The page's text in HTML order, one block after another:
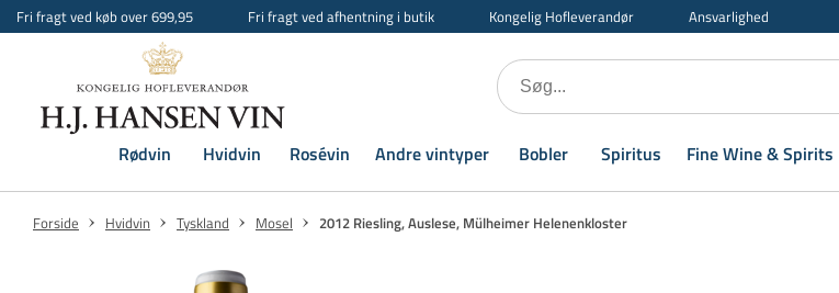
Fri fragt ved køb over 699,95 Fri fragt ved afhentning i butik Kongelig Hofleverandør Ansvarlighed
Rødvin Hvidvin Rosévin Andre vintyper Bobler Spiritus Fine Wine & Spirits
Forside Hvidvin Tyskland Mosel 2012 Riesling, Auslese, Mülheimer Helenenkloster